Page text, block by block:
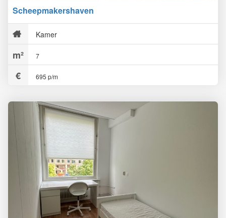
Scheepmakershaven
Kamer
7
695 p/m